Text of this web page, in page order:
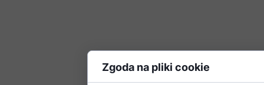
Zgoda na pliki cookie